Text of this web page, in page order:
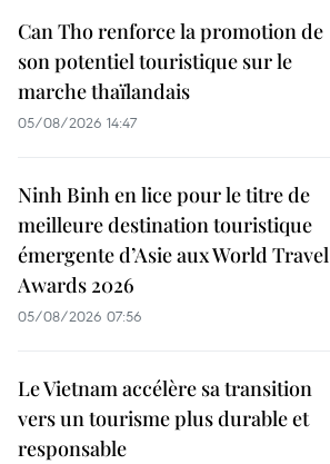
Can Tho renforce la promotion de
son potentiel touristique sur le
marche thaïlandais
05/08/2026 14:47
Ninh Binh en lice pour le titre de
meilleure destination touristique
émergente d’Asie aux World Travel
Awards 2026
05/08/2026 07:56
Le Vietnam accélère sa transition
vers un tourisme plus durable et
responsable